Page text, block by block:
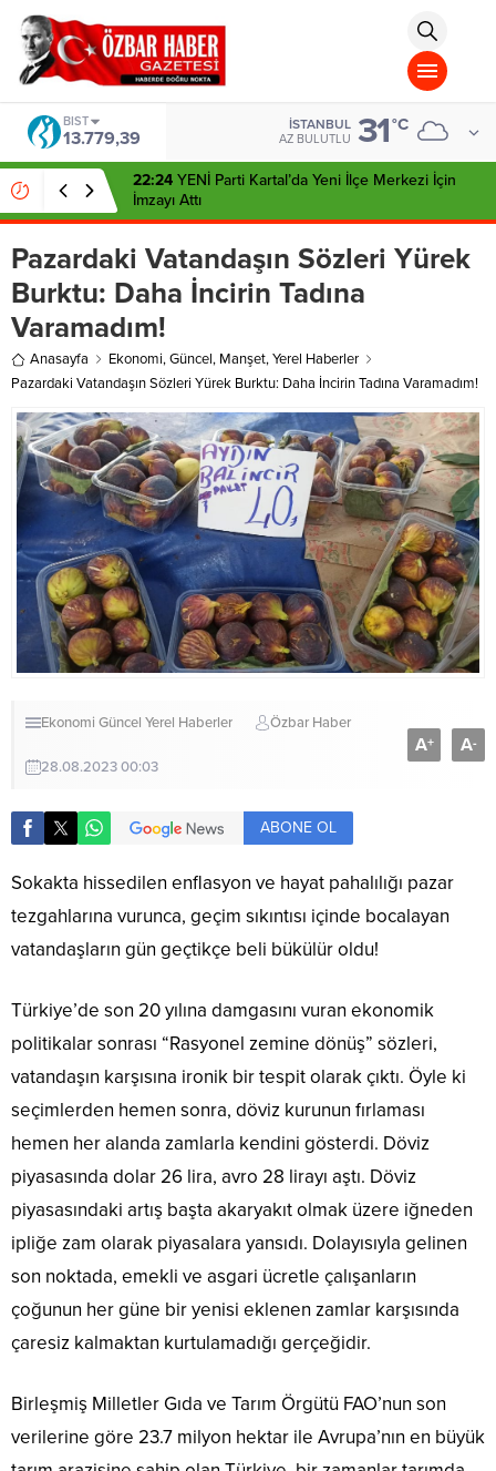
islami
chat
omegla
türk
sohbet
cinsel
sohbet
dini
chat
BIST
13.779,39
İSTANBUL
AZ BULUTLU 31°C
22:24 YENİ Parti Kartal’da Yeni İlçe Merkezi İçin
İmzayı Attı
Pazardaki Vatandaşın Sözleri Yürek
Burktu: Daha İncirin Tadına
Varamadım!
Anasayfa Ekonomi,Güncel, Manşet,Yerel Haberler
Pazardaki Vatandaşın Sözleri Yürek Burktu: Daha İncirin Tadına Varamadım!
Ekonomi Güncel Yerel Haberler Özbar Haber
28.08.2023 00:03
A+ A-
ABONE OL
Sokakta hissedilen enflasyon ve hayat pahalılığı pazar
tezgahlarına vurunca, geçim sıkıntısı içinde bocalayan
vatandaşların gün geçtikçe beli bükülür oldu!
Türkiye’de son 20 yılına damgasını vuran ekonomik
politikalar sonrası “Rasyonel zemine dönüş” sözleri,
vatandaşın karşısına ironik bir tespit olarak çıktı. Öyle ki
seçimlerden hemen sonra, döviz kurunun fırlaması
hemen her alanda zamlarla kendini gösterdi. Döviz
piyasasında dolar 26 lira, avro 28 lirayı aştı. Döviz
piyasasındaki artış başta akaryakıt olmak üzere iğneden
ipliğe zam olarak piyasalara yansıdı. Dolayısıyla gelinen
son noktada, emekli ve asgari ücretle çalışanların
çoğunun her güne bir yenisi eklenen zamlar karşısında
çaresiz kalmaktan kurtulamadığı gerçeğidir.
Birleşmiş Milletler Gıda ve Tarım Örgütü FAO’nun son
verilerine göre 23.7 milyon hektar ile Avrupa’nın en büyük